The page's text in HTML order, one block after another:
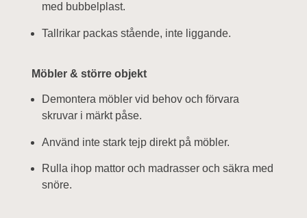
med bubbelplast.
Tallrikar packas stående, inte liggande.
Möbler & större objekt
Demontera möbler vid behov och förvara
skruvar i märkt påse.
Använd inte stark tejp direkt på möbler.
Rulla ihop mattor och madrasser och säkra med
snöre.